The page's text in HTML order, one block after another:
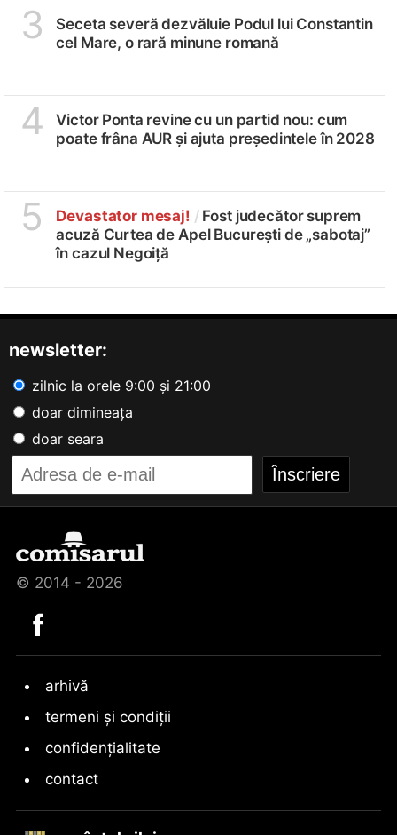
3
Seceta severă dezvăluie Podul lui Constantin
cel Mare, o rară minune romană
4
Victor Ponta revine cu un partid nou: cum
poate frâna AUR și ajuta președintele în 2028
5 Devastator mesaj! / Fost judecător suprem
acuză Curtea de Apel București de „sabotaj”
în cazul Negoiță
newsletter:
zilnic la orele 9:00 și 21:00
doar dimineața
doar seara
© 2014 - 2026
arhivă
termeni și condiții
confidențialitate
contact